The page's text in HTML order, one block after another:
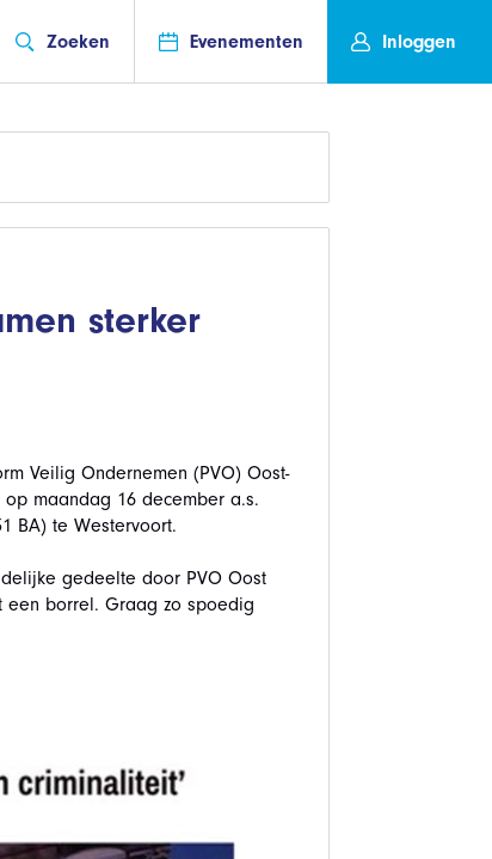
Zoeken Evenementen Inloggen
sterker
Veilig Ondernemen (PVO) Oost-
op maandag 16 december a.s.
BA) te Westervoort.
gedeelte door PVO Oost
een borrel. Graag zo spoedig